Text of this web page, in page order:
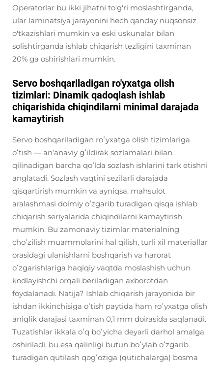
Operatorlar bu ikki jihatni to'g'ri moslashtirganda,
ular laminatsiya jarayonini hech qanday nuqsonsiz
o'tkazishlari mumkin va eski uskunalar bilan
solishtirganda ishlab chiqarish tezligini taxminan
20% ga oshirishlari mumkin.
Servo boshqariladigan ro'yxatga olish
tizimlari: Dinamik qadoqlash ishlab
chiqarishida chiqindilarni minimal darajada
kamaytirish
Servo boshqariladigan roʻyxatga olish tizimlariga
oʻtish — anʼanaviy gʻildirak sozlamalari bilan
qilinadigan barcha qoʻlda sozlash ishlarini tark etishni
anglatadi. Sozlash vaqtini sezilarli darajada
qisqartirish mumkin va ayniqsa, mahsulot
aralashmasi doimiy oʻzgarib turadigan qisqa ishlab
chiqarish seriyalarida chiqindilarni kamaytirish
mumkin. Bu zamonaviy tizimlar materialning
choʻzilish muammolarini hal qilish, turli xil materiallar
orasidagi ulanishlarni boshqarish va harorat
oʻzgarishlariga haqiqiy vaqtda moslashish uchun
kodlayishchi orqali beriladigan axborotdan
foydalanadi. Natija? Ishlab chiqarish jarayonida bir
ishdan ikkinchisiga oʻtish paytida ham roʻyxatga olish
aniqlik darajasi taxminan 0,1 mm doirasida saqlanadi.
Tuzatishlar ikkala oʻq boʻyicha deyarli darhol amalga
oshiriladi, bu esa qalinligi butun boʻylab oʻzgarib
turadigan qutilash qogʻoziga (qutichalarga) bosma